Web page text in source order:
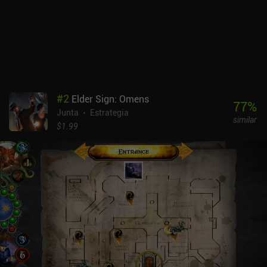
problemas significativos.Legends of Andor es un juego premium
de 5,99 $ sin anuncios ni iAP. Difiere ligeramente de su homólogo
físico al no incluir expansiones ni multijugador, pero aun así
proporciona una gran experiencia a cualquier aficionado a los
juegos tácticos de alta calidad.
#2 Elder Sign: Omens
Junta
Estrategia
$1.99
77%
similar